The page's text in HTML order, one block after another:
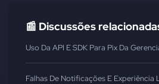
📰 Discussões
Uso Da API E SDK Para Pix Da
Falhas De Notificações E Experiência